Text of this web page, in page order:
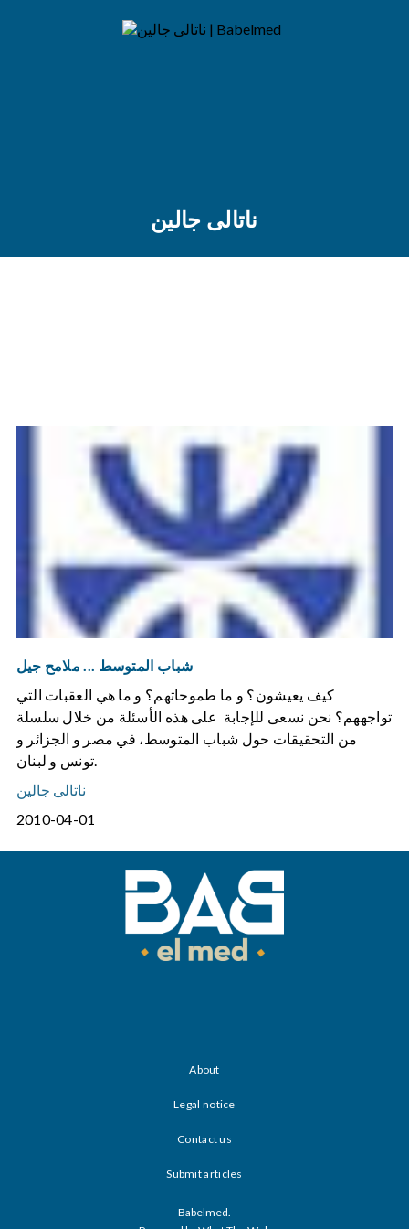
ناتالى جالين
شباب المتوسط ... ملامح جيل
كيف يعيشون؟ و ما طموحاتهم؟ و ما هي العقبات التي
تواجههم؟ نحن نسعى للإجابة على هذه الأسئلة من خلال سلسلة
من التحقيقات حول شباب المتوسط، في مصر و الجزائر و
تونس و لبنان.
ناتالى جالين
2010-04-01
About
Legal notice
Contact us
Submit articles
Babelmed.